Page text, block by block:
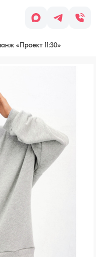
«Проект 11:30»
с вами
детали